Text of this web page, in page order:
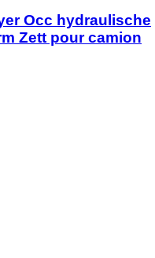
Occ hydraulische
Zett pour camion